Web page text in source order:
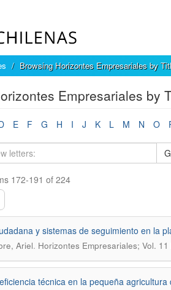
Browsing Horizontes Empresariales by
Empresariales by
E F G H I J K L M N O
172-191 of 224
y sistemas de seguimiento en la
Ariel. Horizontes Empresariales; Vol.
técnica en la pequeña